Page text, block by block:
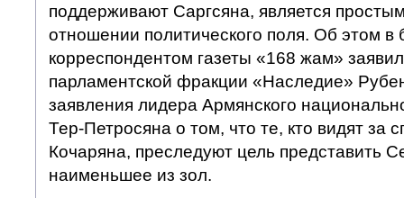
поддерживают Саргсяна, является
отношении политического поля. Об этом в
корреспондентом газеты «168 жам»
парламентской фракции «Наследие»
заявления лидера Армянского
Тер-Петросяна о том, что те, кто видят за
Кочаряна, преследуют цель представить
наименьшее из зол.